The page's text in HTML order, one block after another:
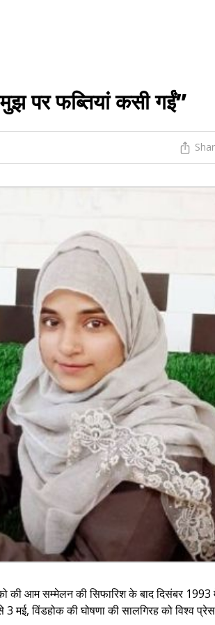
पर फब्तियां कसी गईं”
की आम सम्मेलन की सिफारिश के बाद दिसंबर 1993
3 मई, विंडहोक की घोषणा की सालगिरह को विश्व प्रेस